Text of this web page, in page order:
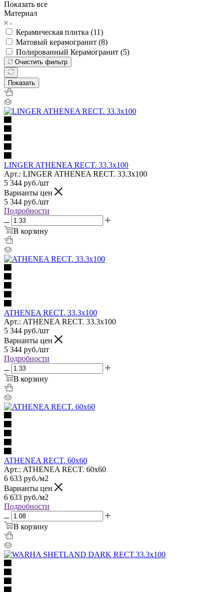
Показать все
Материал
Керамическая плитка (11)
Матовый керамогранит (8)
Полированный Керамогранит (5)
Очистить фильтр
Показать
LINGER ATHENEA RECT. 33.3x100
Арт.: LINGER ATHENEA RECT. 33.3x100
5 344 руб./шт
Варианты цен
5 344 руб./шт
Подробности
В корзину
ATHENEA RECT. 33.3x100
Арт.: ATHENEA RECT. 33.3x100
5 344 руб./шт
Варианты цен
5 344 руб./шт
Подробности
В корзину
ATHENEA RECT. 60x60
Арт.: ATHENEA RECT. 60x60
6 633 руб./м2
Варианты цен
6 633 руб./м2
Подробности
В корзину